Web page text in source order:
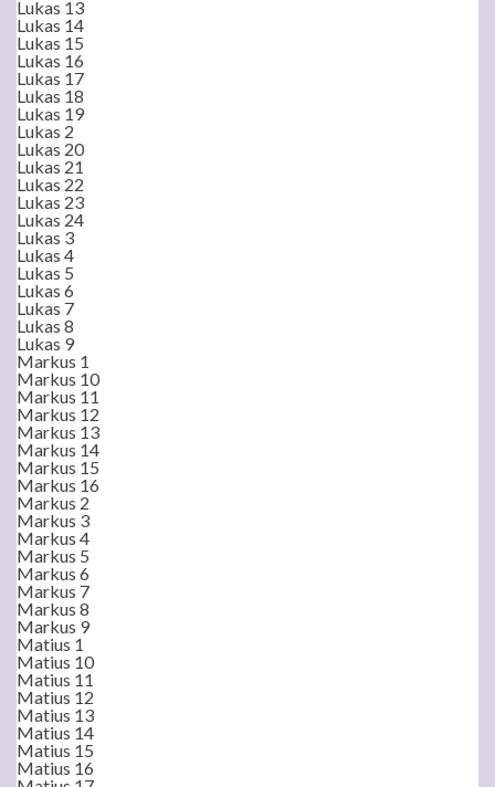
Lukas 13
Lukas 14
Lukas 15
Lukas 16
Lukas 17
Lukas 18
Lukas 19
Lukas 2
Lukas 20
Lukas 21
Lukas 22
Lukas 23
Lukas 24
Lukas 3
Lukas 4
Lukas 5
Lukas 6
Lukas 7
Lukas 8
Lukas 9
Markus 1
Markus 10
Markus 11
Markus 12
Markus 13
Markus 14
Markus 15
Markus 16
Markus 2
Markus 3
Markus 4
Markus 5
Markus 6
Markus 7
Markus 8
Markus 9
Matius 1
Matius 10
Matius 11
Matius 12
Matius 13
Matius 14
Matius 15
Matius 16